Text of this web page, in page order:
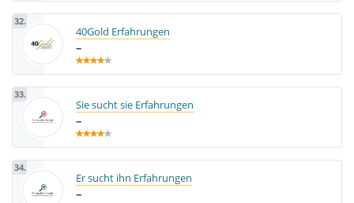
32.
40Gold Erfahrungen
–
33.
Sie sucht sie Erfahrungen
–
34.
Er sucht ihn Erfahrungen
–